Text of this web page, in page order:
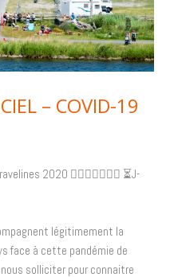
– COVID-19
2020 🏊🏻‍♀️ 🚴🏼 🏃🏼 ⏳J-
légitimement la
face à cette pandémie de
solliciter pour connaitre